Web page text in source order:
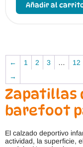
Añadir al
← 1 2 3 … 12
→
Zapatillas
barefoot
El calzado deportivo
actividad, la superficie,